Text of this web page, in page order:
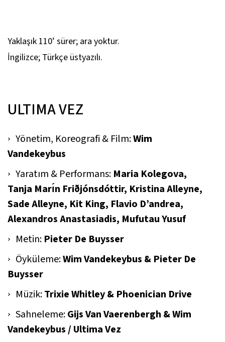
Yaklaşık 110’ sürer; ara yoktur.
İngilizce; Türkçe üstyazılı.
ULTIMA VEZ
Yönetim, Koreografi & Film:Wim
Vandekeybus
Yaratım & Performans: Maria Kolegova,
Tanja Marı́n Friðjónsdóttir, Kristina Alleyne,
Sade Alleyne, Kit King, Flavio D’andrea,
Alexandros Anastasiadis, Mufutau Yusuf
Metin: Pieter De Buysser
Öyküleme:Wim Vandekeybus & Pieter De
Buysser
Müzik:Trixie Whitley & Phoenician Drive
Sahneleme:Gijs Van Vaerenbergh & Wim
Vandekeybus / Ultima Vez